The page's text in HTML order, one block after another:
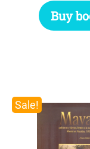
Buy
Sale!